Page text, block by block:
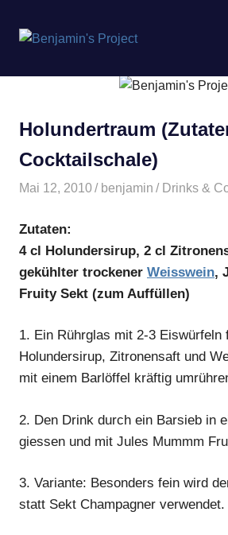
springen
Project
Holundertraum
Cocktailschale)
Mai 12, 2010 benjamin Drinks &
Zutaten:
4 cl Holundersirup, 2 cl
gekühlter trockener Weisswein,
Fruity Sekt (zum Auffüllen)
1. Ein Rührglas mit 2-3 Eiswürfeln
Holundersirup, Zitronensaft und
mit einem Barlöffel kräftig
2. Den Drink durch ein Barsieb in
giessen und mit Jules Mummm
3. Variante: Besonders fein wird
statt Sekt Champagner verwendet.